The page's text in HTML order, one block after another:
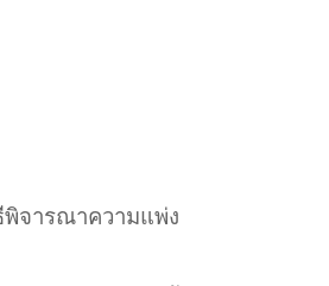
จารณาความแพ่ง